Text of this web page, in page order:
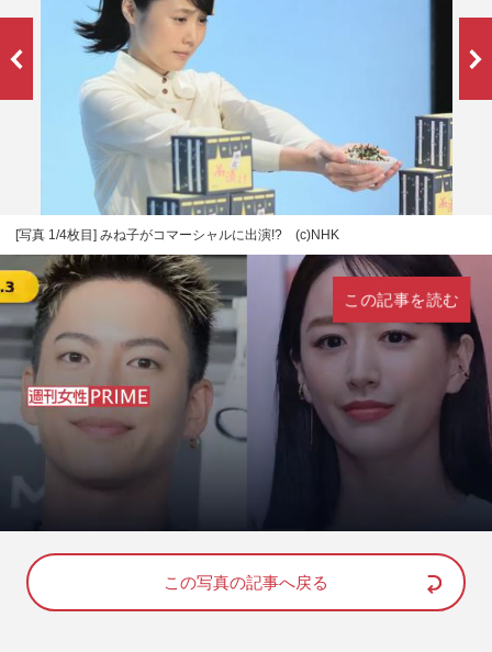
[写真 1/4枚目] みね子がコマーシャルに出演!? (c)NHK
n
u
o
d
:
この記事を読む
この写真の記事へ戻る